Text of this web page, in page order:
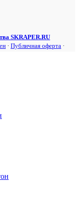
SKRAPER.RU
· Публичная оферта ·